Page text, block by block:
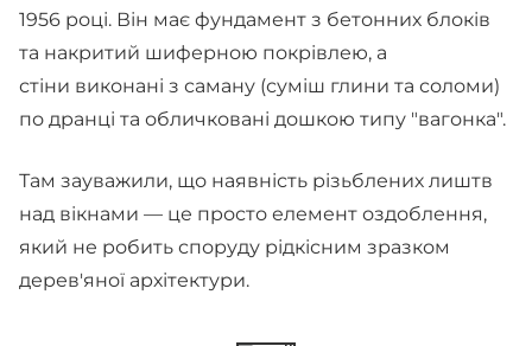
1956 році. Він має фундамент з бетонних блоків
та накритий шиферною покрівлею, а
стіни виконані з саману (суміш глини та соломи)
по дранці та обличковані дошкою типу "вагонка".
Там зауважили, що наявність різьблених лиштв
над вікнами — це просто елемент оздоблення,
який не робить споруду рідкісним зразком
дерев'яної архітектури.